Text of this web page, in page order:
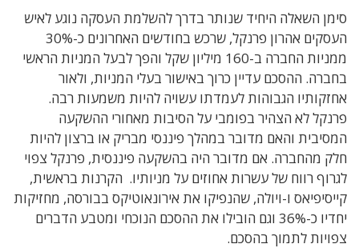
סימן השאלה היחיד שנותר בדרך להשלמת העסקה נוגע לאיש
העסקים אהרון פרנקל, שרכש בחודשים האחרונים כ-30%
ממניות החברה ב-160 מיליון שקל והפך לבעל המניות הראשי
בחברה. ההסכם עדיין כרוך באישור בעלי המניות, ולאור
אחזקותיו הגבוהות לעמדתו עשויה להיות משמעות רבה.
פרנקל לא הצהיר בפומבי על הסיבות מאחורי ההשקעה
המסיבית והאם מדובר במהלך פיננסי מבריק או ברצון להיות
חלק מהחברה. אם מדובר היה בהשקעה פיננסית, פרנקל צפוי
לגרוף רווח של עשרות אחוזים על מניותיו. הקרנות בראשית,
קייסיפיאס ו-ויולה, שהנפיקו את אירונאוטיקס בבורסה, מחזיקות
יחדיו כ-36% וגם הובילו את ההסכם הנוכחי ומטבע הדברים
צפויות לתמוך בהסכם.